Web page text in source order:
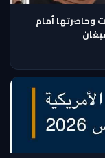
وحاصرتها أمام